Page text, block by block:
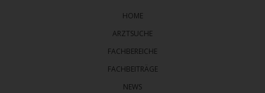
HOME
ARZTSUCHE
FACHBEREICHE
FACHBEITRÄGE
NEWS